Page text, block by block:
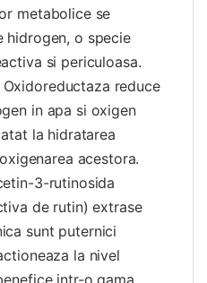
metabolice se
hidrogen, o specie
si periculoasa.
reduce
in apa si oxigen
la hidratarea
acestora.
3-rutinosida
de rutin) extrase
sunt puternici
la nivel